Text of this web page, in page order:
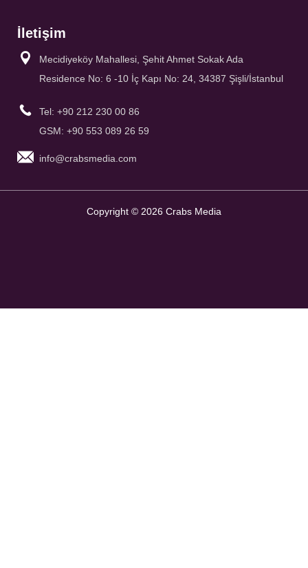
İletişim
Mecidiyeköy Mahallesi, Şehit Ahmet Sokak Ada
Residence No: 6 -10 İç Kapı No: 24, 34387 Şişli/İstanbul
Tel: +90 212 230 00 86
GSM: +90 553 089 26 59
info@crabsmedia.com
Copyright © 2026 Crabs Media